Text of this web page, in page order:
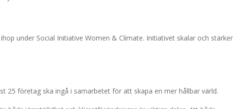
under Social Initiative Women & Climate. Initiativet skalar och stärker
företag ska ingå i samarbetet för att skapa en mer hållbar värld.